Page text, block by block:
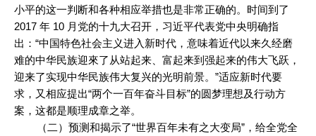
小平的这一判断和各种相应举措也是非常正确的。时间到了
2017 年 10 月党的十九大召开，习近平代表党中央明确指
出：“中国特色社会主义进入新时代，意味着近代以来久经磨
难的中华民族迎來了从站起来、富起来到强起来的伟大飞跃，
迎来了实现中华民族伟大复兴的光明前景。”适应新时代要
求，又相应提出“两个一百年奋斗目标”的圆梦理想及行动方
案，这都是顺理成章之举。
（二）预测和揭示了“世界百年未有之大变局”，给全党全